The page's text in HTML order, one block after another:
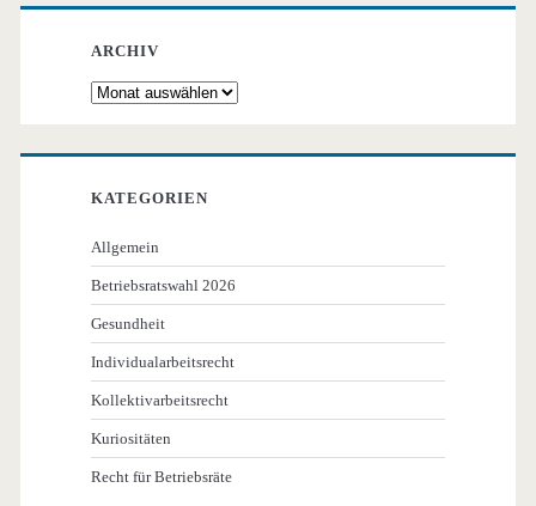
ARCHIV
Archiv
KATEGORIEN
Allgemein
Betriebsratswahl 2026
Gesundheit
Individualarbeitsrecht
Kollektivarbeitsrecht
Kuriositäten
Recht für Betriebsräte